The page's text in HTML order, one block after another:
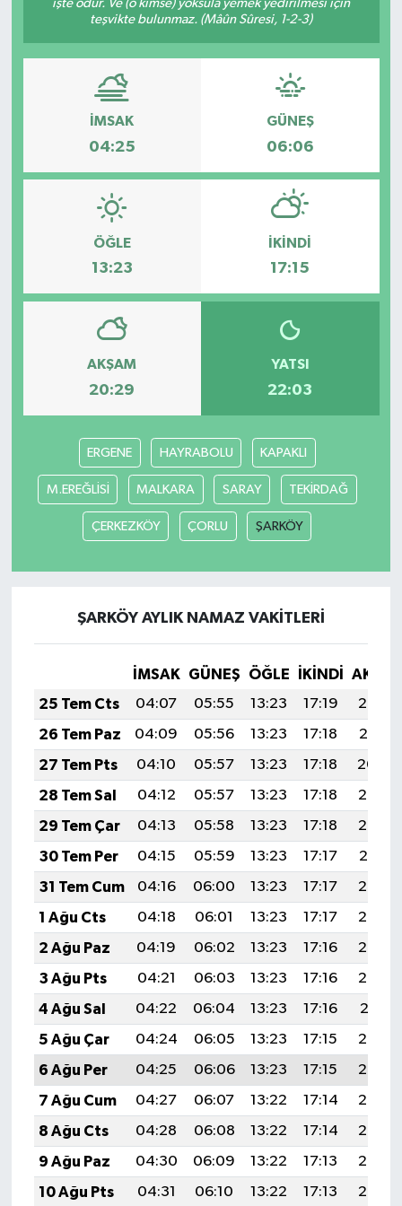
işte odur. Ve (o kimse) yoksula yemek yedirilmesi için
teşvikte bulunmaz. (Mâûn Sûresi, 1-2-3)
İMSAK
04:25
GÜNEŞ
06:06
ÖĞLE
13:23
İKINDI
17:15
AKŞAM
20:29
YATSI
22:03
ERGENE HAYRABOLU KAPAKLI
M.EREĞLİSİ MALKARA SARAY TEKİRDAĞ
ÇERKEZKÖY ÇORLU ŞARKÖY
ŞARKÖY AYLIK NAMAZ VAKITLERI
İMSAK GÜNEŞ ÖĞLE İKINDI
25 Tem Cts
04:07 05:55 13:23 17:19
20:42
26 Tem Paz
04:09 05:56 13:23 17:18
20:41
27 Tem Pts
04:10 05:57 13:23 17:18
20:40
28 Tem Sal
04:12 05:57 13:23 17:18
20:39
29 Tem Çar
04:13 05:58 13:23 17:18
20:38
30 Tem Per
04:15 05:59 13:23 17:17
20:37
31 Tem Cum
04:16 06:00 13:23 17:17
20:36
1 Ağu Cts
04:18 06:01 13:23 17:17
20:35
2 Ağu Paz
04:19 06:02 13:23 17:16
20:34
3 Ağu Pts
04:21 06:03 13:23 17:16
20:33
4 Ağu Sal
04:22 06:04 13:23 17:16
20:31
5 Ağu Çar
04:24 06:05 13:23 17:15
20:30
6 Ağu Per
04:25 06:06 13:23 17:15
20:29
7 Ağu Cum
04:27 06:07 13:22 17:14
20:28
8 Ağu Cts
04:28 06:08 13:22 17:14
20:27
9 Ağu Paz
04:30 06:09 13:22 17:13
20:25
10 Ağu Pts
04:31 06:10 13:22 17:13 20:24